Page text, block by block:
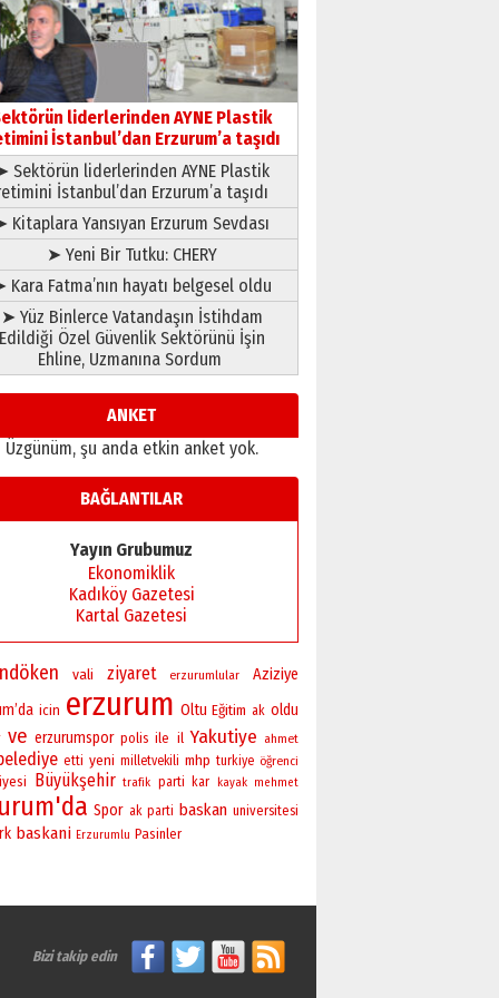
13 Mayıs 2026 Çarşamba
Esat BİNDESEN
Başkan Sekmen’den Erzurum’a
bir vizyon proje daha!
02 Ağustos 2026 Pazar
liderlerinden AYNE Plastik
İstanbul’dan Erzurum’a taşıdı
Sektörün liderlerinden AYNE Plastik
İstanbul’dan Erzurum’a taşıdı
Kitaplara Yansıyan Erzurum Sevdası
➤ Yeni Bir Tutku: CHERY
Kara Fatma’nın hayatı belgesel oldu
➤ Yüz Binlerce Vatandaşın İstihdam
Edildiği Özel Güvenlik Sektörünü İşin
Ehline, Uzmanına Sordum
ANKET
Üzgünüm, şu anda etkin anket yok.
BAĞLANTILAR
Yayın Grubumuz
Ekonomiklik
Kadıköy Gazetesi
Kartal Gazetesi
vali ziyaret erzurumlular
Aziziye
icin erzurum Oltu Eğitim ak oldu
ve erzurumspor polis ile il Yakutiye ahmet
etti yeni milletvekili mhp turkiye öğrenci
Büyükşehir trafik parti kar kayak mehmet
Spor ak parti baskan universitesi
baskani Erzurumlu Pasinler
Bizi takip edin